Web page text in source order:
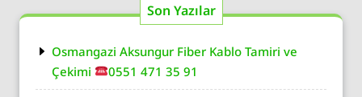
Son Yazılar
Osmangazi Aksungur Fiber Kablo Tamiri ve
Çekimi
0551 471 35 91